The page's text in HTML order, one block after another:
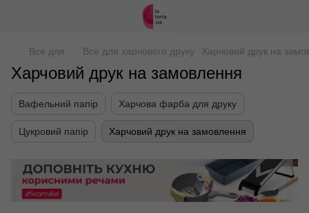
Все для ... Все для харчового друку Харчовий друк на
Харчовий друк на замовлення
Вафельний папір Харчова фарба для друку
Цукровий папір Харчовий друк на замовлення